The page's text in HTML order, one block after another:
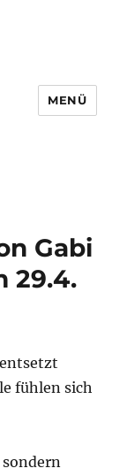
MENÜ
Gabi
29.4.
fühlen sich